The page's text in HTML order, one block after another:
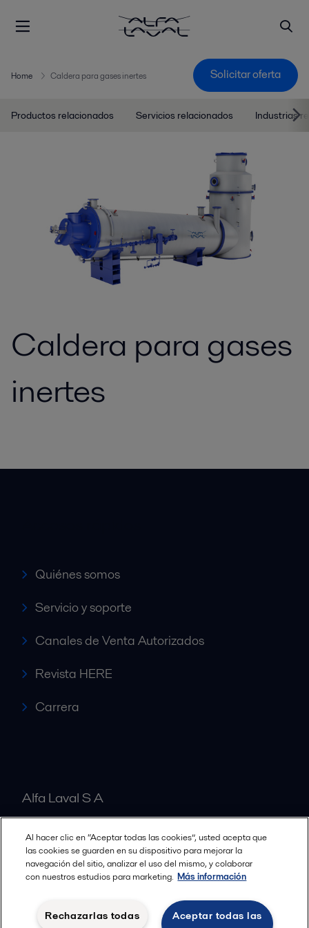
Home Caldera para gases inertes Solicitar oferta
Productos relacionados Servicios relacionados Industrias
Caldera para gases
inertes
Quiénes somos
Servicio y soporte
Canales de Venta Autorizados
Revista HERE
Carrera
Alfa Laval S A
Nuestras oficinas
Términos y condiciones legales
Política de Privacidad
Al hacer clic en “Aceptar todas las cookies”, usted acepta que
las cookies se guarden en su dispositivo para mejorar la
navegación del sitio, analizar el uso del mismo, y colaborar
con nuestros estudios para marketing. Más información
Aceptar todas las
Rechazarlas todas